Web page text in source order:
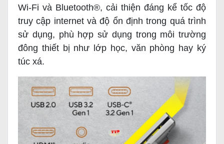
Wi-Fi và Bluetooth®, cải thiện đáng kể tốc độ
truy cập internet và độ ổn định trong quá trình
sử dụng, phù hợp sử dụng trong môi trường
đông thiết bị như lớp học, văn phòng hay ký
túc xá.